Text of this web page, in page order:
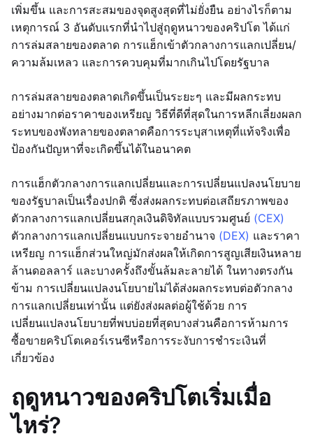
เพิ่มขึ้น และการสะสมของจุดสูงสุดที่ไม่ยั่งยืน อย่างไรก็ตาม
เหตุการณ์ 3 อันดับแรกที่นำไปสู่ฤดูหนาวของคริปโต ได้แก่
การล่มสลายของตลาด การแฮ็กเข้าตัวกลางการแลกเปลี่ยน/
ความล้มเหลว และการควบคุมที่มากเกินไปโดยรัฐบาล
การล่มสลายของตลาดเกิดขึ้นเป็นระยะๆ และมีผลกระทบ
อย่างมากต่อราคาของเหรียญ วิธีที่ดีที่สุดในการหลีกเลี่ยงผลก
ระทบของพังทลายของตลาดคือการระบุสาเหตุที่แท้จริงเพื่อ
ป้องกันปัญหาที่จะเกิดขึ้นได้ในอนาคต
การแฮ็กตัวกลางการแลกเปลี่ยนและการเปลี่ยนแปลงนโยบาย
ของรัฐบาลเป็นเรื่องปกติ ซึ่งส่งผลกระทบต่อเสถียรภาพของ
ตัวกลางการแลกเปลี่ยนสกุลเงินดิจิทัลแบบรวมศูนย์ (CEX)
ตัวกลางการแลกเปลี่ยนแบบกระจายอำนาจ (DEX) และราคา
เหรียญ การแฮ็กส่วนใหญ่มักส่งผลให้เกิดการสูญเสียเงินหลาย
ล้านดอลลาร์ และบางครั้งถึงขั้นล้มละลายได้ ในทางตรงกัน
ข้าม การเปลี่ยนแปลงนโยบายไม่ได้ส่งผลกระทบต่อตัวกลาง
การแลกเปลี่ยนเท่านั้น แต่ยังส่งผลต่อผู้ใช้ด้วย การ
เปลี่ยนแปลงนโยบายที่พบบ่อยที่สุดบางส่วนคือการห้ามการ
ซื้อขายคริปโตเคอร์เรนซีหรือการระงับการชำระเงินที่
เกี่ยวข้อง
ฤดูหนาวของคริปโตเริ่มเมื่อ
ไหร่?